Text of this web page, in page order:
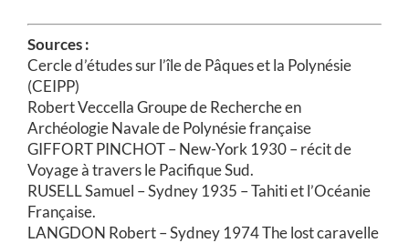
Sources :
Cercle d’études sur l’île de Pâques et la Polynésie
(CEIPP)
Robert Veccella Groupe de Recherche en
Archéologie Navale de Polynésie française
GIFFORT PINCHOT – New-York 1930 – récit de
Voyage à travers le Pacifique Sud.
RUSELL Samuel – Sydney 1935 – Tahiti et l’Océanie
Française.
LANGDON Robert – Sydney 1974 The lost caravelle